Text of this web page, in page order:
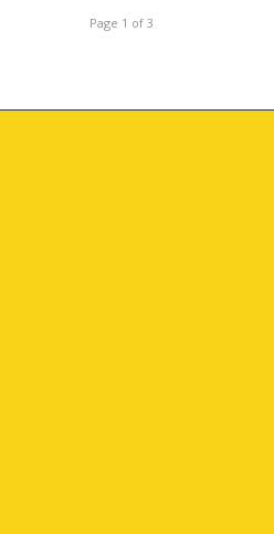
Page 1 of 3